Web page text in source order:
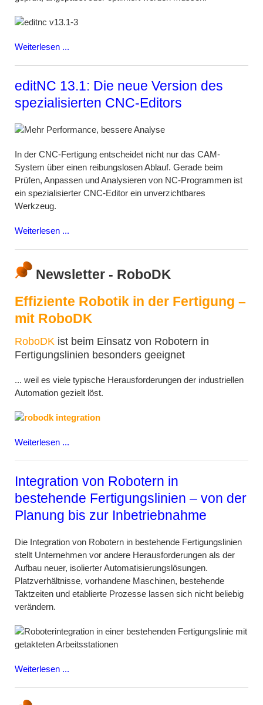
Weiterlesen ...
editNC 13.1: Die neue Version des
spezialisierten CNC-Editors
In der CNC-Fertigung entscheidet nicht nur das CAM-
System über einen reibungslosen Ablauf. Gerade beim
Prüfen, Anpassen und Analysieren von NC-Programmen ist
ein spezialisierter CNC-Editor ein unverzichtbares
Werkzeug.
Weiterlesen ...
Newsletter - RoboDK
Effiziente Robotik in der Fertigung –
mit RoboDK
RoboDKist beim Einsatz von Robotern in
Fertigungslinien besonders geeignet
... weil es viele typische Herausforderungen der industriellen
Automation gezielt löst.
Weiterlesen ...
Integration von Robotern in
bestehende Fertigungslinien – von der
Planung bis zur Inbetriebnahme
Die Integration von Robotern in bestehende Fertigungslinien
stellt Unternehmen vor andere Herausforderungen als der
Aufbau neuer, isolierter Automatisierungslösungen.
Platzverhältnisse, vorhandene Maschinen, bestehende
Taktzeiten und etablierte Prozesse lassen sich nicht beliebig
verändern.
Weiterlesen ...